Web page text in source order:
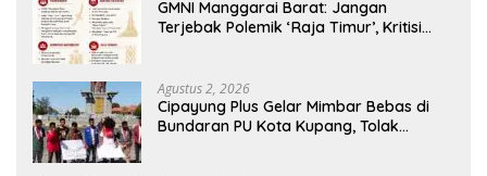
GMNI Manggarai Barat: Jangan
Terjebak Polemik ‘Raja Timur’, Kritisi
Agustus 2, 2026
Cipayung Plus Gelar Mimbar Bebas di
Bundaran PU Kota Kupang, Tolak